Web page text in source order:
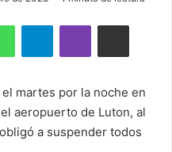
WhatsAppTelegramViber Compartir por correo
martes por la noche en
aeropuerto de Luton, al
a suspender todos